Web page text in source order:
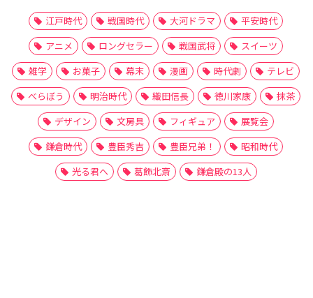
江戸時代 戦国時代 大河ドラマ
平安時代
アニメ
ロングセラー 戦国武将
スイーツ
雑学
お菓子 幕末 漫画 時代劇
テレビ
べらぼう
明治時代 織田信長 徳川家康
抹茶
デザイン
文房具 フィギュア
展覧会
鎌倉時代
豊臣秀吉 豊臣兄弟！
昭和時代
光る君へ
葛飾北斎 鎌倉殿の13人